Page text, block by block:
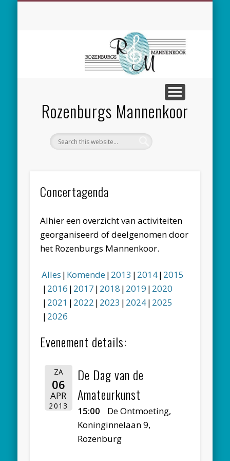
Rozenburgs Mannenkoor
Concertagenda
Alhier een overzicht van activiteiten
georganiseerd of deelgenomen door
het Rozenburgs Mannenkoor.
Alles Komende 2013 2014 2015
2016 2017 2018 2019 2020
2021
2022 2023 2024 2025
2026
Evenement details:
ZA
06
APR
2013
De Dag van de
Amateurkunst
15:00
De Ontmoeting,
Koninginnelaan 9,
Rozenburg